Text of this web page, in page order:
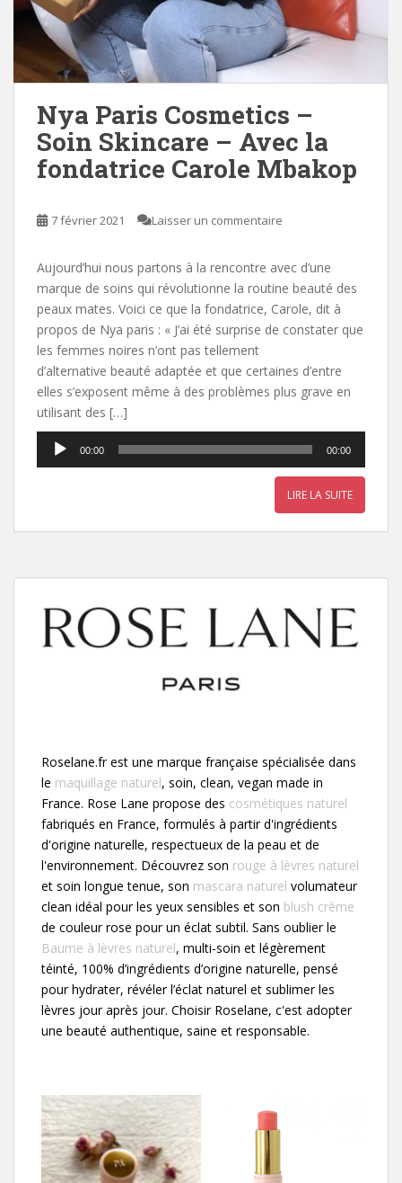
Nya Paris Cosmetics –
Soin Skincare – Avec la
fondatrice Carole Mbakop
7 février 2021 Laisser un commentaire
Aujourd’hui nous partons à la rencontre avec d’une
marque de soins qui révolutionne la routine beauté des
peaux mates. Voici ce que la fondatrice, Carole, dit à
propos de Nya paris : « J’ai été surprise de constater que
les femmes noires n’ont pas tellement
d’alternative beauté adaptée et que certaines d’entre
elles s’exposent même à des problèmes plus grave en
utilisant des […]
Lecteur
audio
00:00 00:00
LIRE LA SUITE
Roselane.fr est une marque française spécialisée dans
le maquillage naturel, soin, clean, vegan made in
France. Rose Lane propose des cosmétiques naturel
fabriqués en France, formulés à partir d'ingrédients
d'origine naturelle, respectueux de la peau et de
l'environnement. Découvrez son rouge à lèvres naturel
et soin longue tenue, son mascara naturel volumateur
clean idéal pour les yeux sensibles et son blush crème
de couleur rose pour un éclat subtil. Sans oublier le
Baume à lèvres naturel, multi-soin et légèrement
téinté, 100% d’ingrédients d’origine naturelle, pensé
pour hydrater, révéler l’éclat naturel et sublimer les
lèvres jour après jour. Choisir Roselane, c'est adopter
une beauté authentique, saine et responsable.